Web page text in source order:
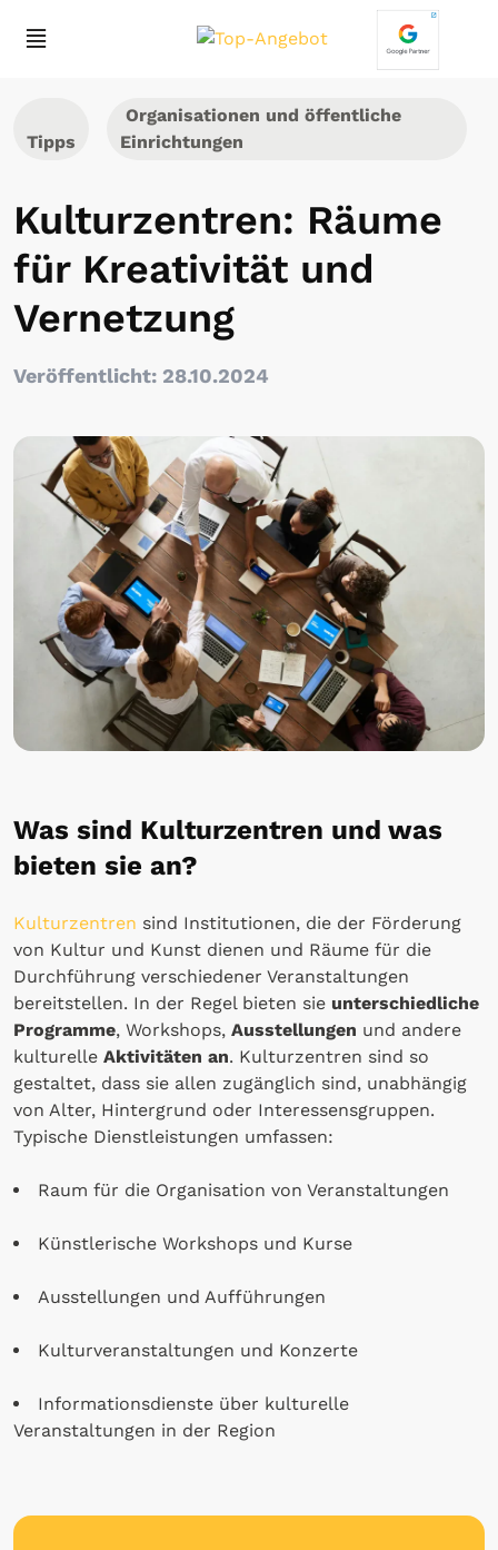
Tipps
Organisationen und öffentliche
Einrichtungen
Kulturzentren: Räume
für Kreativität und
Vernetzung
Veröffentlicht: 28.10.2024
Was sind Kulturzentren und was
bieten sie an?
Kulturzentren sind Institutionen, die der Förderung
von Kultur und Kunst dienen und Räume für die
Durchführung verschiedener Veranstaltungen
bereitstellen. In der Regel bieten sie unterschiedliche
Programme, Workshops, Ausstellungen und andere
kulturelle Aktivitäten an. Kulturzentren sind so
gestaltet, dass sie allen zugänglich sind, unabhängig
von Alter, Hintergrund oder Interessensgruppen.
Typische Dienstleistungen umfassen:
Raum für die Organisation von Veranstaltungen
Künstlerische Workshops und Kurse
Ausstellungen und Aufführungen
Kulturveranstaltungen und Konzerte
Informationsdienste über kulturelle
Veranstaltungen in der Region